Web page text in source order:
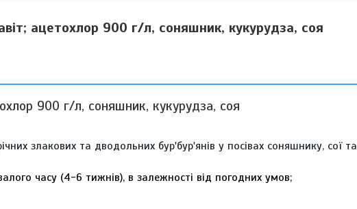
ацетохлор 900 г/л, соняшник, кукурудза, соя
900 г/л, соняшник, кукурудза, соя
злакових та дводольних бур'бур'янів у посівах соняшнику, сої та
часу (4-6 тижнів), в залежності від погодних умов;